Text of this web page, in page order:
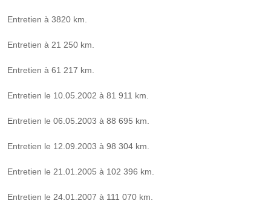
Entretien à 3820 km.
Entretien à 21 250 km.
Entretien à 61 217 km.
Entretien le 10.05.2002 à 81 911 km.
Entretien le 06.05.2003 à 88 695 km.
Entretien le 12.09.2003 à 98 304 km.
Entretien le 21.01.2005 à 102 396 km.
Entretien le 24.01.2007 à 111 070 km.